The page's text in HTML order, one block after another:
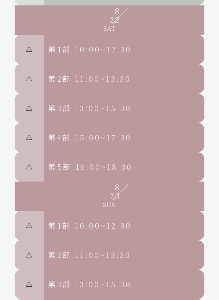
8
22
△ 第1部 10:00~12:30
△ 第2部 11:00~13:30
△ 第3部 13:00~15:30
△ 第4部 15:00~17:30
△ 第5部 16:00~18:30
8
23
△ 第1部 10:00~12:30
△ 第2部 11:00~13:30
△ 第3部 13:00~15:30